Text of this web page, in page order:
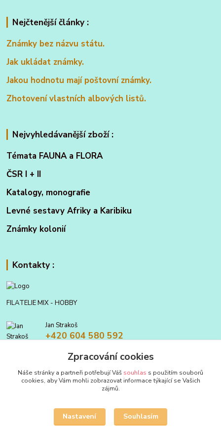
Nejčtenější články :
Známky bez názvu státu.
Jak ukládat známky.
Jakou hodnotu mají poštovní známky.
Zhotovení vlastních albových listů.
Nejvyhledávanější zboží :
Témata FAUNA a FLORA
ČSR I + II
Katalogy, monografie
Levné sestavy Afriky a Karibiku
Známky kolonií
Kontakty :
FILATELIE MIX - HOBBY
Jan Strakoš
+420 604 580 592
filatelie.mix@seznam.cz
Upravit sběr cookies.
Zpracování cookies
Náše stránky a partneři potřebují Váš souhlas s použitím souborů
cookies, aby Vám mohli zobrazovat informace týkající se Vašich
zájmů.
Nastavení Souhlasím